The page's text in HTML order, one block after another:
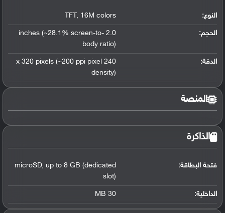
النوع: TFT, 16M colors
الحجم:
2.0 inches (~28.1% screen-to-
body ratio)
الدقة:
240 x 320 pixels (~200 ppi pixel
density)
المنصة
الذاكرة
فتحة البطاقة: microSD, up to 8 GB (dedicated
slot)
الداخلية: 30 MB